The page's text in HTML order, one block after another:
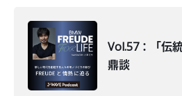
Vol.57：「伝
鼎談